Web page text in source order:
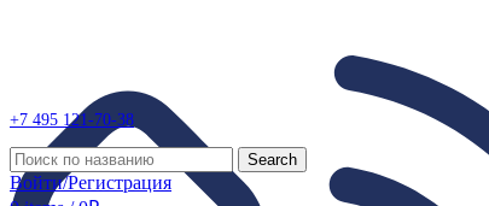
+7 495 121-70-38
Search
Войти/Регистрация